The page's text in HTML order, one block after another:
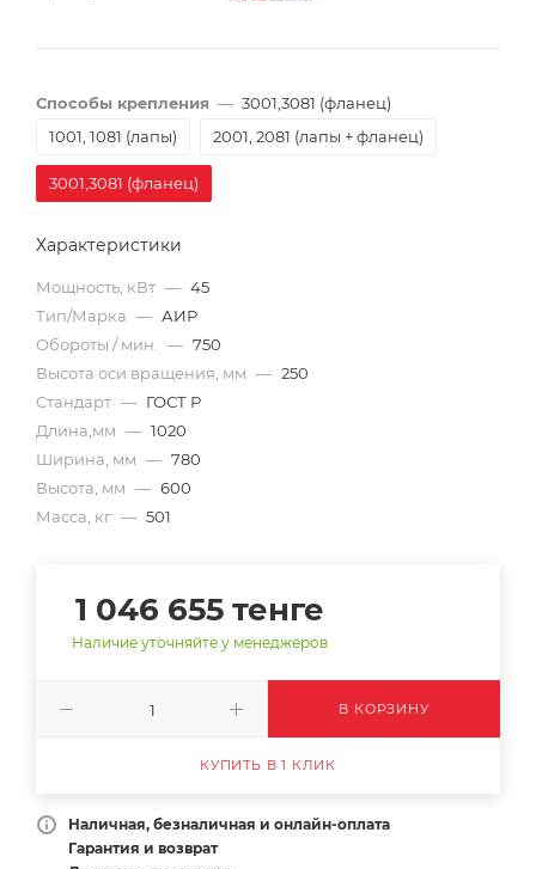
Способы крепления — 3001,3081 (фланец)
1001, 1081 (лапы)
2001, 2081 (лапы + фланец)
3001,3081 (фланец)
Характеристики
Мощность, кВт — 45
Тип/Марка — АИР
Обороты / мин.
— 750
Высота оси вращения, мм — 250
Стандарт — ГОСТ Р
Длина,мм — 1020
Ширина, мм — 780
Высота, мм — 600
Масса, кг — 501
1 046 655 тенге
Наличие уточняйте у менеджеров
В КОРЗИНУ
КУПИТЬ В 1 КЛИК
Наличная, безналичная и онлайн-оплата
Гарантия и возврат